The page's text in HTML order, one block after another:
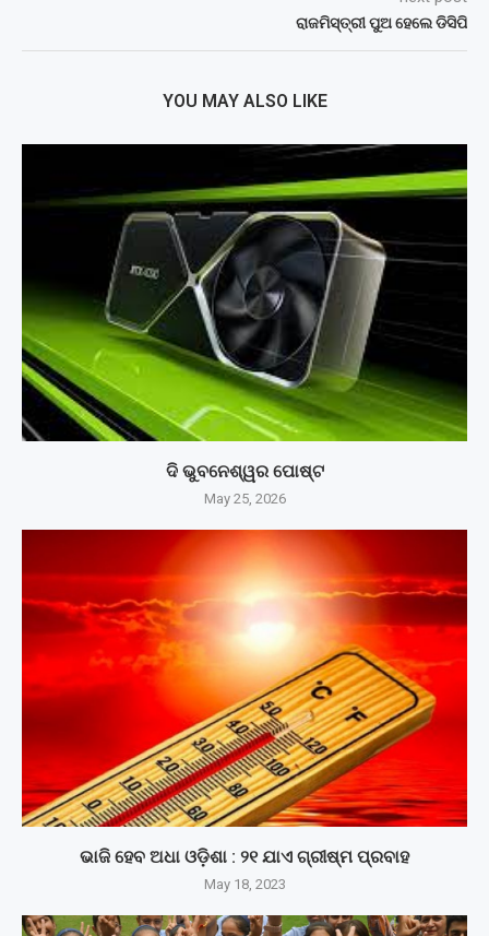
ରାଜମିସ୍ତ୍ରୀ ପୁଅ ହେଲେ ଡିସିପି
YOU MAY ALSO LIKE
ଦି ଭୁବନେଶ୍ୱର ପୋଷ୍ଟ
May 25, 2026
ଭାଜି ହେବ ଅଧା ଓଡ଼ିଶା : ୨୧ ଯାଏ ଗ୍ରୀଷ୍ମ ପ୍ରବାହ
May 18, 2023